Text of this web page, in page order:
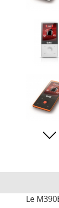
Le